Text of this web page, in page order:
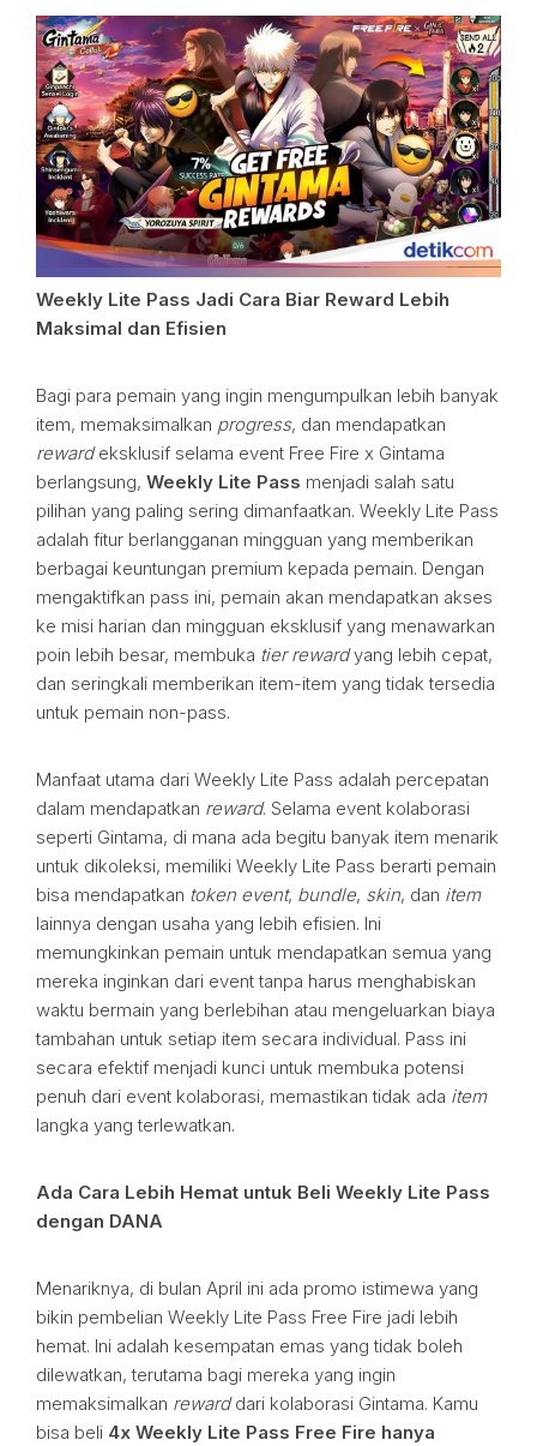
Weekly Lite Pass Jadi Cara Biar Reward Lebih
Maksimal dan Efisien
Bagi para pemain yang ingin mengumpulkan lebih banyak
item, memaksimalkan progress, dan mendapatkan
rewardeksklusif selama event Free Fire x Gintama
berlangsung, Weekly Lite Pass menjadi salah satu
pilihan yang paling sering dimanfaatkan. Weekly Lite Pass
adalah fitur berlangganan mingguan yang memberikan
berbagai keuntungan premium kepada pemain. Dengan
mengaktifkan pass ini, pemain akan mendapatkan akses
ke misi harian dan mingguan eksklusif yang menawarkan
poin lebih besar, membuka tier rewardyang lebih cepat,
dan seringkali memberikan item-item yang tidak tersedia
untuk pemain non-pass.
Manfaat utama dari Weekly Lite Pass adalah percepatan
dalam mendapatkan reward. Selama event kolaborasi
seperti Gintama, di mana ada begitu banyak item menarik
untuk dikoleksi, memiliki Weekly Lite Pass berarti pemain
bisa mendapatkan token event, bundle, skin, dan item
lainnya dengan usaha yang lebih efisien. Ini
memungkinkan pemain untuk mendapatkan semua yang
mereka inginkan dari event tanpa harus menghabiskan
waktu bermain yang berlebihan atau mengeluarkan biaya
tambahan untuk setiap item secara individual. Pass ini
secara efektif menjadi kunci untuk membuka potensi
penuh dari event kolaborasi, memastikan tidak ada item
langka yang terlewatkan.
Ada Cara Lebih Hemat untuk Beli Weekly Lite Pass
dengan DANA
Menariknya, di bulan April ini ada promo istimewa yang
bikin pembelian Weekly Lite Pass Free Fire jadi lebih
hemat. Ini adalah kesempatan emas yang tidak boleh
dilewatkan, terutama bagi mereka yang ingin
memaksimalkan rewarddari kolaborasi Gintama. Kamu
bisa beli 4x Weekly Lite Pass Free Fire hanya